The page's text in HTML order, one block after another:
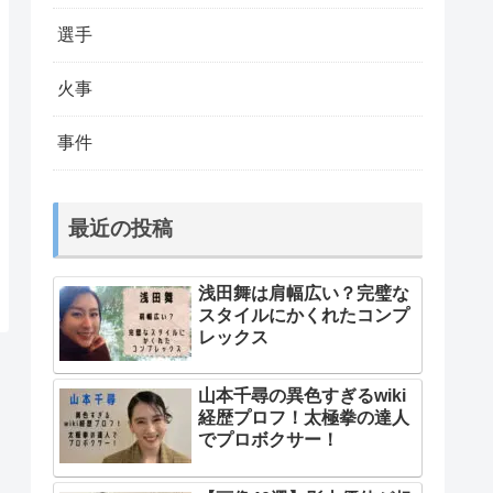
選手
火事
事件
最近の投稿
浅田舞は肩幅広い？完璧な
スタイルにかくれたコンプ
レックス
山本千尋の異色すぎるwiki
経歴プロフ！太極拳の達人
でプロボクサー！